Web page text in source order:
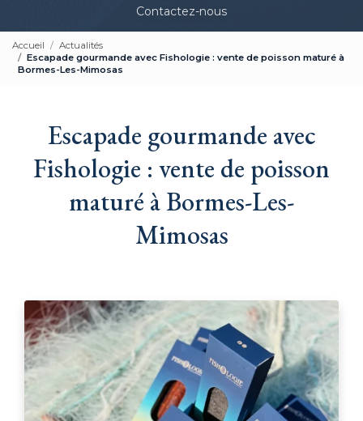
Contactez-nous
Accueil
Actualités
Escapade gourmande avec Fishologie : vente de poisson maturé à
Bormes-Les-Mimosas
Escapade gourmande avec
Fishologie : vente de poisson
maturé à Bormes-Les-
Mimosas